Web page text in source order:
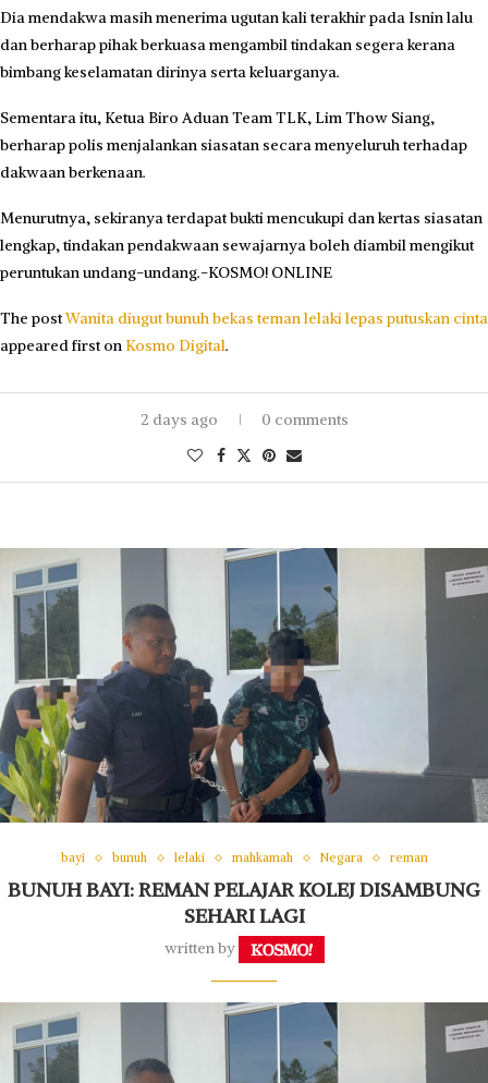
Dia mendakwa masih menerima ugutan kali terakhir pada Isnin lalu
dan berharap pihak berkuasa mengambil tindakan segera kerana
bimbang keselamatan dirinya serta keluarganya.
Sementara itu, Ketua Biro Aduan Team TLK, Lim Thow Siang,
berharap polis menjalankan siasatan secara menyeluruh terhadap
dakwaan berkenaan.
Menurutnya, sekiranya terdapat bukti mencukupi dan kertas siasatan
lengkap, tindakan pendakwaan sewajarnya boleh diambil mengikut
peruntukan undang-undang.-KOSMO! ONLINE
The postWanita diugut bunuh bekas teman lelaki lepas putuskan cinta
appeared first on Kosmo Digital.
2 days ago 0 comments
bayi bunuh lelaki mahkamah Negara reman
BUNUH BAYI: REMAN PELAJAR KOLEJ DISAMBUNG
SEHARI LAGI
written by